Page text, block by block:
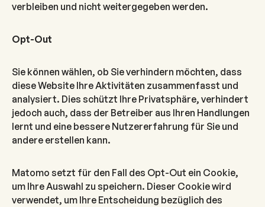
verbleiben und nicht weitergegeben werden.
Opt-Out
Sie können wählen, ob Sie verhindern möchten, dass
diese Website Ihre Aktivitäten zusammenfasst und
analysiert. Dies schützt Ihre Privatsphäre, verhindert
jedoch auch, dass der Betreiber aus Ihren Handlungen
lernt und eine bessere Nutzererfahrung für Sie und
andere erstellen kann.
Matomo setzt für den Fall des Opt-Out ein Cookie,
um Ihre Auswahl zu speichern. Dieser Cookie wird
verwendet, um Ihre Entscheidung bezüglich des